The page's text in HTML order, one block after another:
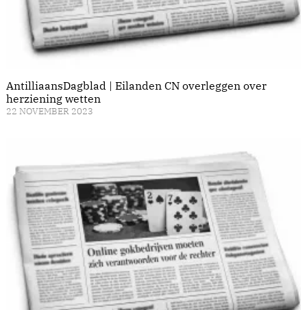
AntilliaansDagblad | Eilanden CN overleggen over
herziening wetten
22 NOVEMBER 2023